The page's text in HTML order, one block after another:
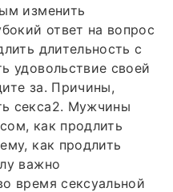
изменить
ответ на вопрос
длительность с
удовольствие своей
за. Причины,
секса2. Мужчины
как продлить
как продлить
важно
время сексуальной